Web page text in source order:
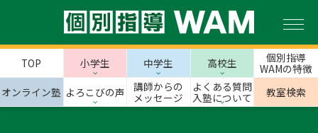
TOP 小学生 中学生 高校生
個別指導
WAMの特徴
オンライン塾 よろこびの声
講師からの
メッセージ
よくある質問
入塾について
教室検索